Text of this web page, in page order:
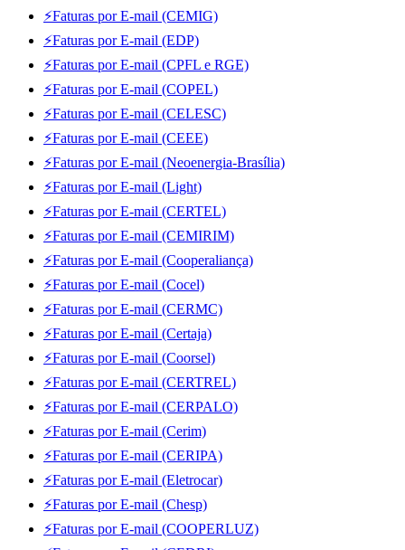
⚡Faturas por E-mail (CEMIG)
⚡Faturas por E-mail (EDP)
⚡Faturas por E-mail (CPFL e RGE)
⚡Faturas por E-mail (COPEL)
⚡Faturas por E-mail (CELESC)
⚡Faturas por E-mail (CEEE)
⚡Faturas por E-mail (Neoenergia-Brasília)
⚡Faturas por E-mail (Light)
⚡Faturas por E-mail (CERTEL)
⚡Faturas por E-mail (CEMIRIM)
⚡Faturas por E-mail (Cooperaliança)
⚡Faturas por E-mail (Cocel)
⚡Faturas por E-mail (CERMC)
⚡Faturas por E-mail (Certaja)
⚡Faturas por E-mail (Coorsel)
⚡Faturas por E-mail (CERTREL)
⚡Faturas por E-mail (CERPALO)
⚡Faturas por E-mail (Cerim)
⚡Faturas por E-mail (CERIPA)
⚡Faturas por E-mail (Eletrocar)
⚡Faturas por E-mail (Chesp)
⚡Faturas por E-mail (COOPERLUZ)